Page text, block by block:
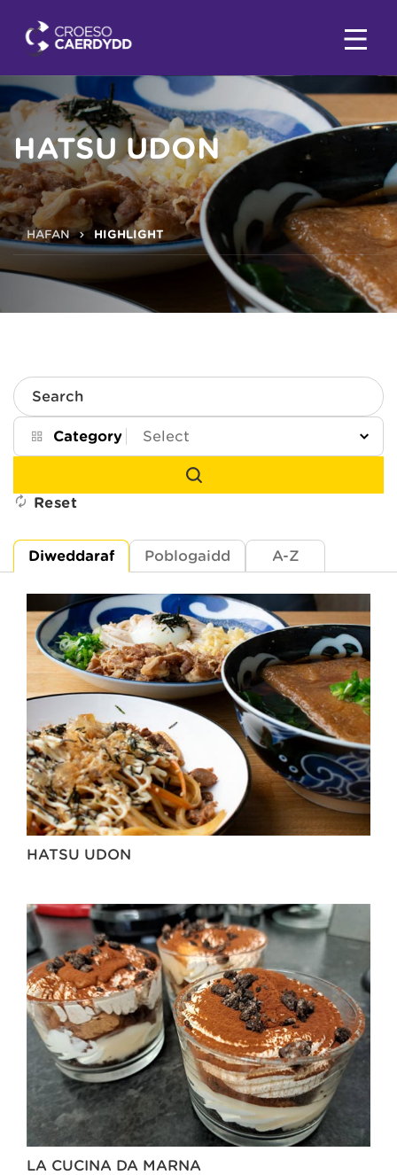
HATSU UDON
HAFAN HIGHLIGHT
Search
Category
Reset
Diweddaraf Poblogaidd A-Z
HATSU UDON
LA CUCINA DA MARNA